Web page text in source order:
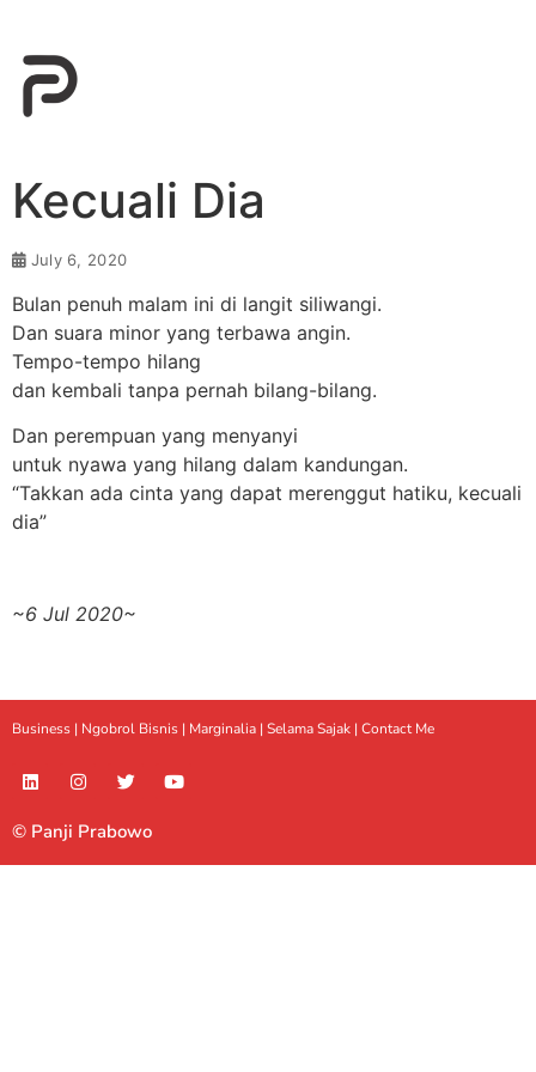
Kecuali Dia
July 6, 2020
Bulan penuh malam ini di langit siliwangi.
Dan suara minor yang terbawa angin.
Tempo-tempo hilang
dan kembali tanpa pernah bilang-bilang.
Dan perempuan yang menyanyi
untuk nyawa yang hilang dalam kandungan.
“Takkan ada cinta yang dapat merenggut hatiku, kecuali
dia”
~6 Jul 2020~
Business | Ngobrol Bisnis | Marginalia | Selama Sajak | Contact Me
© Panji Prabowo